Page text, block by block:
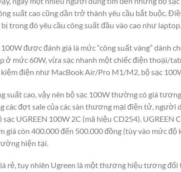
suất cao cũng dần trở thành yêu cầu bắt buộc.
trong đó yêu cầu công suất đầu vào cao như laptop.
được đánh giá là mức “công suất vàng” dành
ở mức 60W, vừa sạc nhanh một chiếc điện thoại/
điện như MacBook Air/Pro M1/M2, bộ sạc
suất cao, vậy nên bộ sạc 100W thường có giá
các đợt sale của các sàn thương mại điện tử, người
sạc UGREEN 100W 2C (mã hiệu CD254).
giá còn 400.000 đến 500.000 đồng (tùy vào mức
hiện tại.
rẻ, tuy nhiên Ugreen là một thương hiệu tương